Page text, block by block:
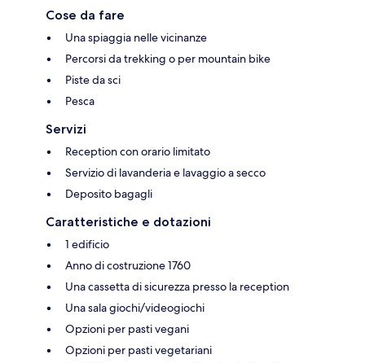
Cose da fare
Una spiaggia nelle vicinanze
Percorsi da trekking o per mountain bike
Piste da sci
Pesca
Servizi
Reception con orario limitato
Servizio di lavanderia e lavaggio a secco
Deposito bagagli
Caratteristiche e dotazioni
1 edificio
Anno di costruzione 1760
Una cassetta di sicurezza presso la reception
Una sala giochi/videogiochi
Opzioni per pasti vegani
Opzioni per pasti vegetariani